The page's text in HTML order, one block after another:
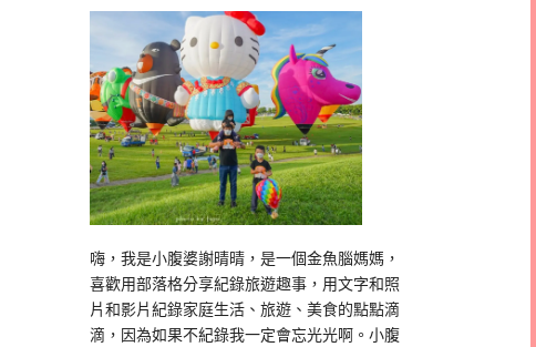
嗨，我是小腹婆謝晴晴，是一個金魚腦媽媽，
喜歡用部落格分享紀錄旅遊趣事，用文字和照
片和影片紀錄家庭生活、旅遊、美食的點點滴
滴，因為如果不紀錄我一定會忘光光啊。小腹